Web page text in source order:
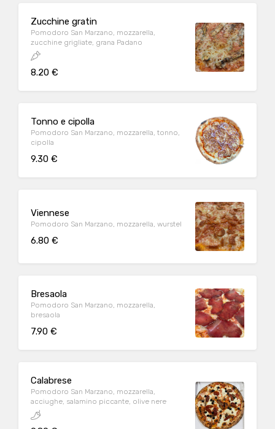
Zucchine gratin
Pomodoro San Marzano, mozzarella,
zucchine grigliate, grana Padano
8.20 €
Tonno e cipolla
Pomodoro San Marzano, mozzarella, tonno,
cipolla
9.30 €
Viennese
Pomodoro San Marzano, mozzarella, wurstel
6.80 €
Bresaola
Pomodoro San Marzano, mozzarella,
bresaola
7.90 €
Calabrese
Pomodoro San Marzano, mozzarella,
acciughe, salamino piccante, olive nere